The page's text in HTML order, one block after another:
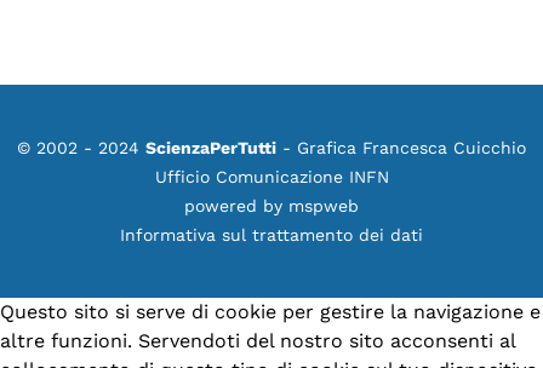
© 2002 - 2024 ScienzaPerTutti - Grafica Francesca Cuicchio
Ufficio Comunicazione INFN
powered by mspweb
Informativa sul trattamento dei dati
Questo sito si serve di cookie per gestire la navigazione e
altre funzioni. Servendoti del nostro sito acconsenti al